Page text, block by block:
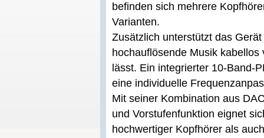
befinden sich mehrere
Varianten.
Zusätzlich unterstützt das
hochauflösende Musik
lässt. Ein integrierter 10-Band-
eine individuelle
Mit seiner Kombination aus
und Vorstufenfunktion eignet
hochwertiger Kopfhörer als